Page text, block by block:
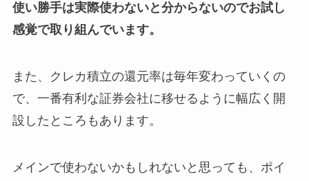
使い勝手は実際使わないと分からないのでお試し
感覚で取り組んでいます。
また、クレカ積立の還元率は毎年変わっていくの
で、一番有利な証券会社に移せるように幅広く開
設したところもあります。
メインで使わないかもしれないと思っても、ポイ